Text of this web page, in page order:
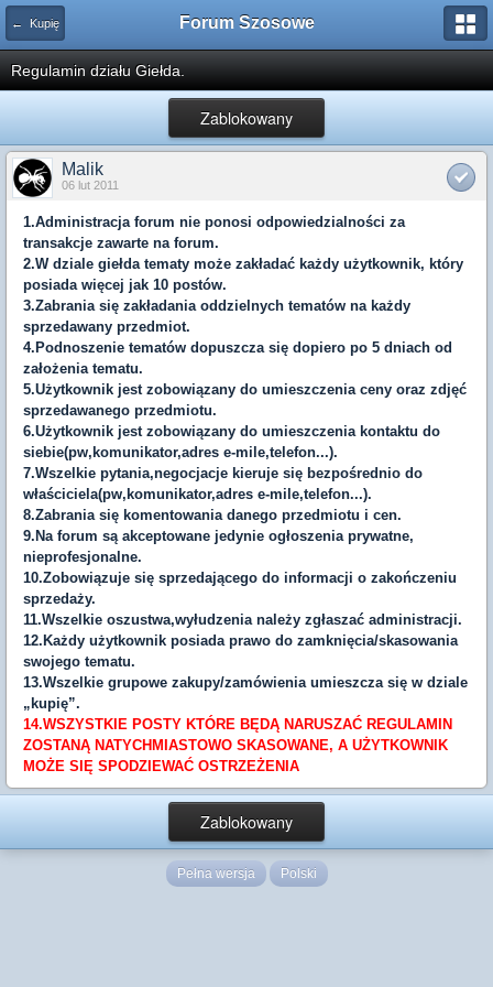
← Kupię Forum Szosowe
Regulamin działu Giełda.
Zablokowany
Malik
06 lut 2011
1.Administracja forum nie ponosi odpowiedzialności za
transakcje zawarte na forum.
2.W dziale giełda tematy może zakładać każdy użytkownik, który
posiada więcej jak 10 postów.
3.Zabrania się zakładania oddzielnych tematów na każdy
sprzedawany przedmiot.
4.Podnoszenie tematów dopuszcza się dopiero po 5 dniach od
założenia tematu.
5.Użytkownik jest zobowiązany do umieszczenia ceny oraz zdjęć
sprzedawanego przedmiotu.
6.Użytkownik jest zobowiązany do umieszczenia kontaktu do
siebie(pw,komunikator,adres e-mile,telefon...).
7.Wszelkie pytania,negocjacje kieruje się bezpośrednio do
właściciela(pw,komunikator,adres e-mile,telefon...).
8.Zabrania się komentowania danego przedmiotu i cen.
9.Na forum są akceptowane jedynie ogłoszenia prywatne,
nieprofesjonalne.
10.Zobowiązuje się sprzedającego do informacji o zakończeniu
sprzedaży.
11.Wszelkie oszustwa,wyłudzenia należy zgłaszać administracji.
12.Każdy użytkownik posiada prawo do zamknięcia/skasowania
swojego tematu.
13.Wszelkie grupowe zakupy/zamówienia umieszcza się w dziale
„kupię”.
14.WSZYSTKIE POSTY KTÓRE BĘDĄ NARUSZAĆ REGULAMIN
ZOSTANĄ NATYCHMIASTOWO SKASOWANE, A UŻYTKOWNIK
MOŻE SIĘ SPODZIEWAĆ OSTRZEŻENIA
Zablokowany
Pełna wersja Polski